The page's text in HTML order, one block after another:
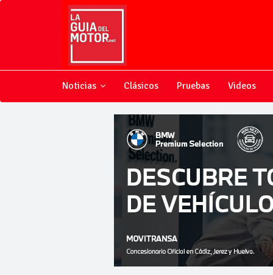
Noticias Clásicos Pruebas Videos